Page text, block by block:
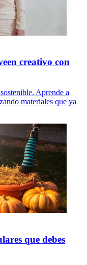
creativo con
Aprende a
materiales que ya
que debes